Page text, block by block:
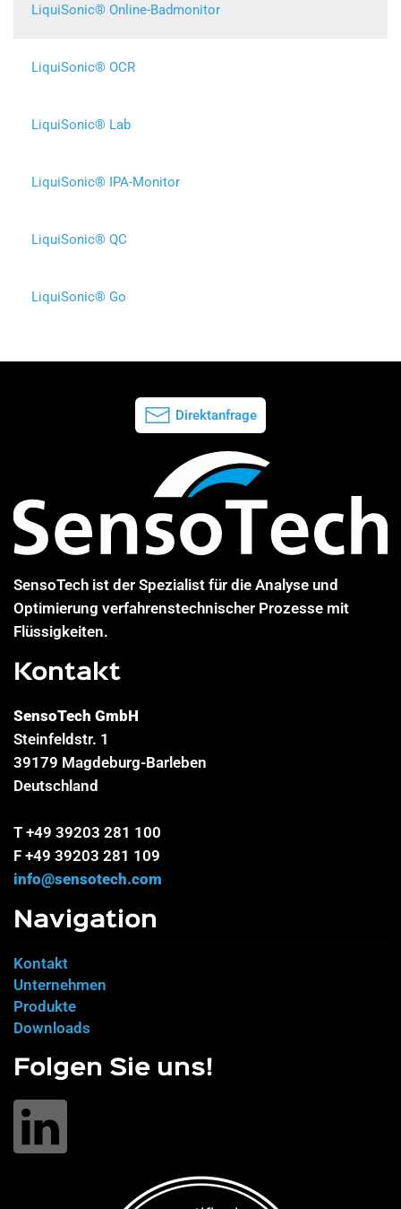
LiquiSonic® Online-Badmonitor
LiquiSonic® OCR
LiquiSonic® Lab
LiquiSonic® IPA-Monitor
LiquiSonic® QC
LiquiSonic® Go
Direktanfrage
SensoTech ist der Spezialist für die Analyse und
Optimierung verfahrenstechnischer Prozesse mit
Flüssigkeiten.
Kontakt
SensoTech GmbH
Steinfeldstr. 1
39179 Magdeburg-Barleben
Deutschland
T +49 39203 281 100
F +49 39203 281 109
info@sensotech.com
Navigation
Kontakt
Unternehmen
Produkte
Downloads
Folgen Sie uns!